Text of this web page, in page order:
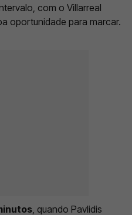
com o Villarreal
oportunidade para marcar.
, quando Pavlidis